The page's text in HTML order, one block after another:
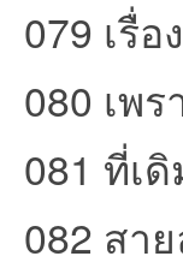
079 เรื่
080 เพร
081 ที่เ
082 สา